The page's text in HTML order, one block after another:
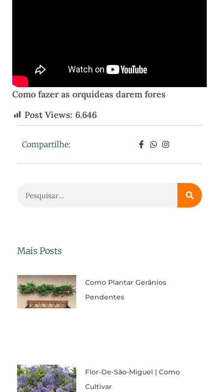
Como fazer as orquídeas darem fores
Post Views: 6.646
Compartilhe:
Mais Posts
Como Plantar Gerânios
Pendentes
Flor-De-São-Miguel | Como
Cultivar